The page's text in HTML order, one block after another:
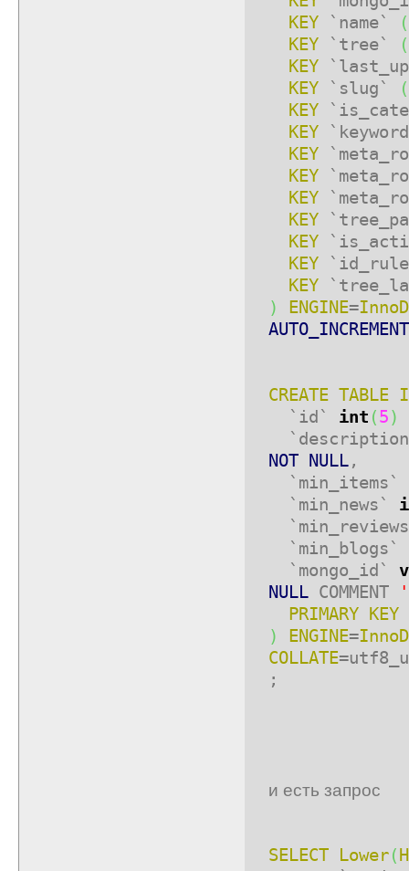
KEY `name`
(
KEY `tree`
(
KEY
KEY `slug`
(
KEY
KEY
KEY
KEY
KEY
KEY
KEY
KEY
KEY
)
ENGINE=
AUTO_INCREMENT
CREATE TABLE
`id` int (5)
NOT NULL,
`min_items`
`min_news`
`min_blogs`
`mongo_id`
NULL COMMENT
PRIMARY KEY
)
ENGINE=
COLLATE
;
и есть запрос
SELECT Lower(